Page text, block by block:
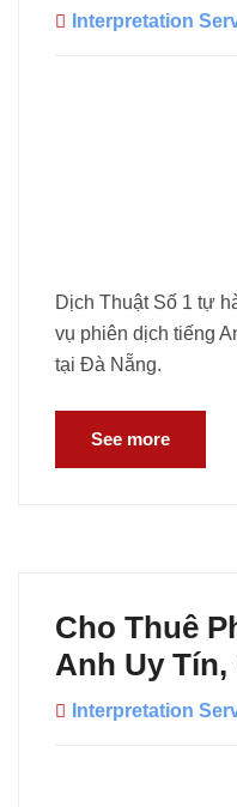
Interpretation
Dịch Thuật Số 1 tự
vụ phiên dịch tiếng
tại Đà Nẵng.
See more
Cho Thuê
Anh Uy Tín,
Interpretation